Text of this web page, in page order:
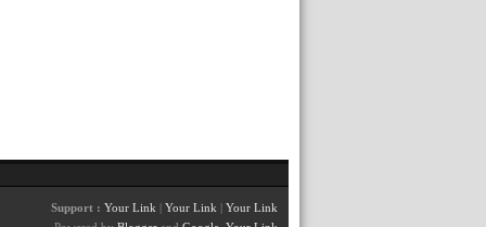
Support : Your Link | Your Link | Your Link